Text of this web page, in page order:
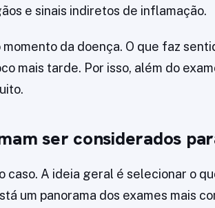
e sinais indiretos de inflamação.
da doença. O que faz
mais tarde. Por isso, além do
ser considerados
caso. A ideia geral é selecionar o
um panorama dos exames mais